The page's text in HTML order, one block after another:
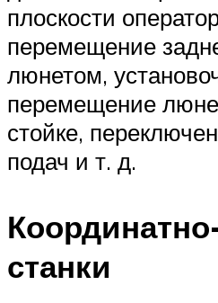
плоскости
перемещение
люнетом,
перемещение
стойке,
подач и т. д.
станки